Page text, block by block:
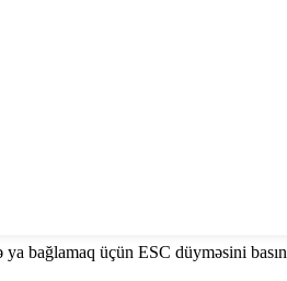
bağlamaq üçün ESC düyməsini basın